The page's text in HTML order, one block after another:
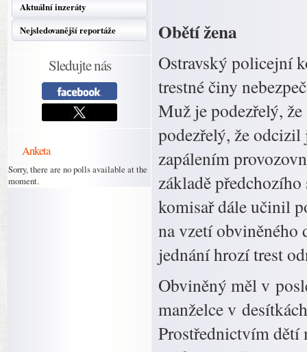
Aktuální inzeráty
Nejsledovanější reportáže
Sledujte nás
Anketa
Sorry, there are no polls available at the
moment.
Obětí žena
Ostravský policejní
trestné činy
Muž je podezřelý,
podezřelý, že
zapálením
základě
komisař dále učinil
na vzetí obviněného
jednání hrozí trest
Obviněný měl v
manželce v
Prostřednictvím dětí